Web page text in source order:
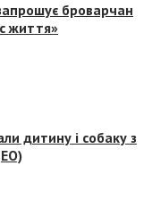
броварчан
життя»
дитину і собаку з